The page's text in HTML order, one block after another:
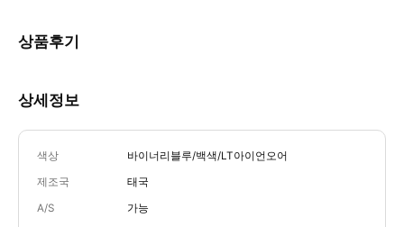
상품후기
상세정보
색상 바이너리블루/백색/LT아이언오어
제조국 태국
A/S 가능